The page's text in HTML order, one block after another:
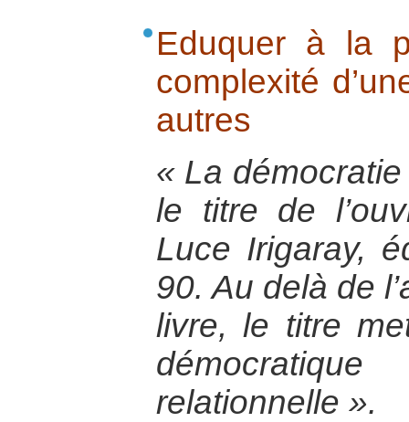
Eduquer à la
complexité
autres
« La
le titre de
Luce Irigaray,
90. Au delà de
livre, le titre
relationnelle ».